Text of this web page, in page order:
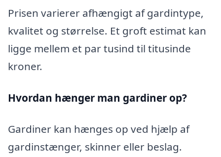
Prisen varierer afhængigt af gardintype,
kvalitet og størrelse. Et groft estimat kan
ligge mellem et par tusind til titusinde
kroner.
Hvordan hænger man gardiner op?
Gardiner kan hænges op ved hjælp af
gardinstænger, skinner eller beslag.